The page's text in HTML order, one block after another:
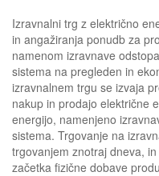
Izravnalni trg z električno
in angažiranja ponudb za
namenom izravnave
sistema na pregleden in
izravnalnem trgu se izvaja
nakup in prodajo električne
energijo, namenjeno
sistema. Trgovanje na
trgovanjem znotraj dneva,
začetka fizične dobave